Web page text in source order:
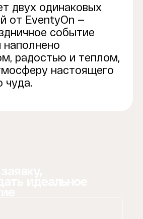
двух одинаковых
от EventyOn —
событие
наполнено
радостью и теплом,
настоящего
чуда.